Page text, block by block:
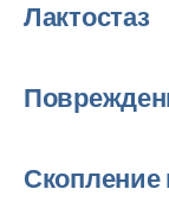
Лактостаз
Скопление